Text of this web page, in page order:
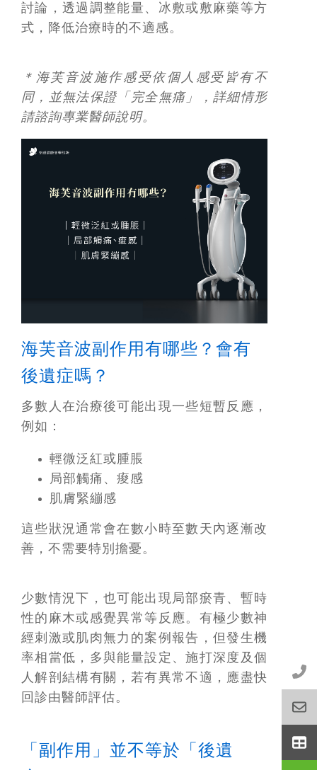
討論，透過調整能量、冰敷或敷麻藥等方
式，降低治療時的不適感。
＊海芙音波施作感受依個人感受皆有不
同，並無法保證「完全無痛」，詳細情形
請諮詢專業醫師說明。
海芙音波副作用有哪些？會有
後遺症嗎？
多數人在治療後可能出現一些短暫反應，
例如：
輕微泛紅或腫脹
局部觸痛、痠感
肌膚緊繃感
這些狀況通常會在數小時至數天內逐漸改
善，不需要特別擔憂。
少數情況下，也可能出現局部瘀青、暫時
性的麻木或感覺異常等反應。有極少數神
經刺激或肌肉無力的案例報告，但發生機
率相當低，多與能量設定、施打深度及個
人解剖結構有關，若有異常不適，應盡快
回診由醫師評估。
「副作用」並不等於「後遺